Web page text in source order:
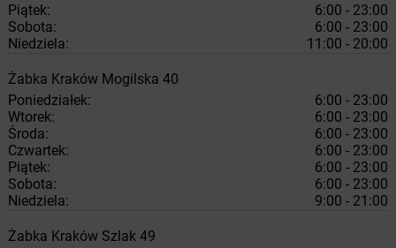
Piątek:
6:00 - 23:00
Sobota:
6:00 - 23:00
Niedziela:
11:00 - 20:00
Żabka Kraków Mogilska 40
Poniedziałek:
6:00 - 23:00
Wtorek:
6:00 - 23:00
Środa:
6:00 - 23:00
Czwartek:
6:00 - 23:00
Piątek:
6:00 - 23:00
Sobota:
6:00 - 23:00
Niedziela:
9:00 - 21:00
Żabka Kraków Szlak 49